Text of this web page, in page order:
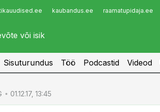
kaubandus.ee raamatupidaja.ee
Infopank
Sisuturundus Töö Podcastid Videod
01.12.17, 13:45